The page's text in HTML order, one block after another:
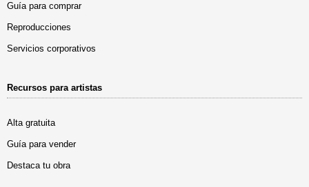
Guía para comprar
Reproducciones
Servicios corporativos
Recursos para artistas
Alta gratuita
Guía para vender
Destaca tu obra